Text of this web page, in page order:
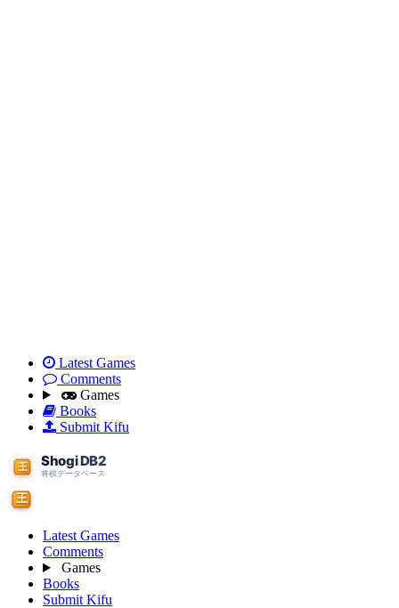
Latest Games
Comments
Games
Books
Submit Kifu
Latest Games
Comments
Games
Books
Submit Kifu